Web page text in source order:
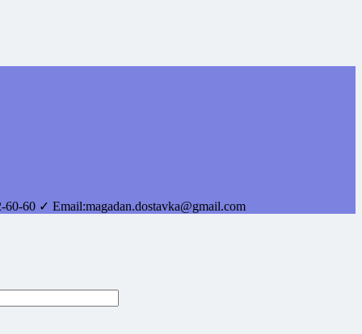
60-60 ✓ Email:magadan.dostavka@gmail.com